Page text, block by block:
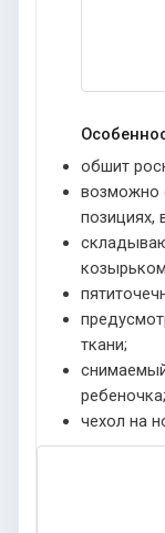
обшит
возможно
позициях,
ткани;
ребеночка;
чехол на